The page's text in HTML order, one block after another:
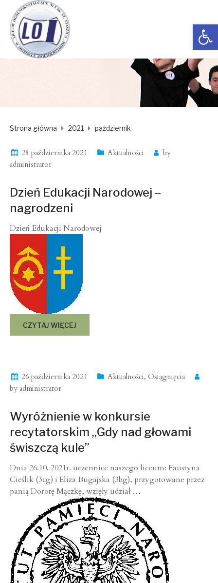
Open toolbar
Strona główna 2021 październik
28 października 2021 Aktualności
by
administrator
Dzień Edukacji Narodowej –
nagrodzeni
Dzień Edukacji Narodowej
CZYTAJ WIĘCEJ
26 października 2021 Aktualności, Osiągnięcia
by administrator
Wyróżnienie w konkursie
recytatorskim „Gdy nad głowami
świszczą kule”
Dnia 26.10. 2021r. uczennice naszego liceum: Faustyna
Cieślik (3cg) i Eliza Bugajska (3bg), przygotowane przez
panią Dorotę Mączkę, wzięły udział …